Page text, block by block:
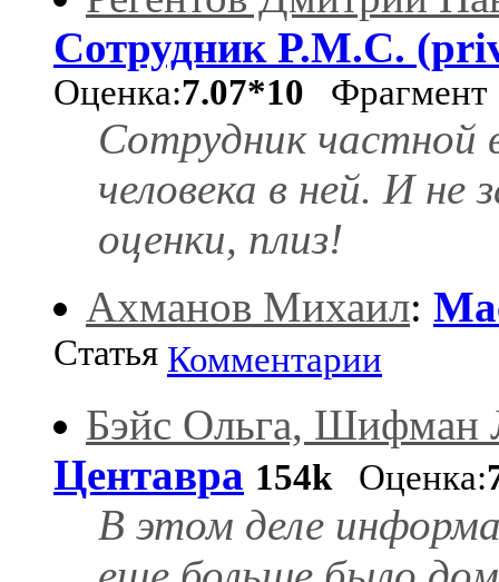
Сотрудник P.M.C.
Оценка:7.07*10 Фрагмент
Сотрудник частной
человека в ней. И не
оценки, плиз!
Ахманов Михаил:
Статья Комментарии
Бэйс Ольга, Шифман
Центавра 154kОценка:
В этом деле